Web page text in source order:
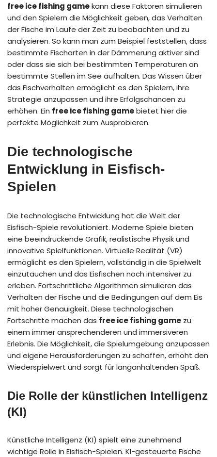
free ice fishing gamekann diese Faktoren simulieren
und den Spielern die Möglichkeit geben, das Verhalten
der Fische im Laufe der Zeit zu beobachten und zu
analysieren. So kann man zum Beispiel feststellen, dass
bestimmte Fischarten in der Dämmerung aktiver sind
oder dass sie sich bei bestimmten Temperaturen an
bestimmte Stellen im See aufhalten. Das Wissen über
das Fischverhalten ermöglicht es den Spielern, ihre
Strategie anzupassen und ihre Erfolgschancen zu
erhöhen. Ein free ice fishing gamebietet hier die
perfekte Möglichkeit zum Ausprobieren.
Die technologische
Entwicklung in Eisfisch-
Spielen
Die technologische Entwicklung hat die Welt der
Eisfisch-Spiele revolutioniert. Moderne Spiele bieten
eine beeindruckende Grafik, realistische Physik und
innovative Spielfunktionen. Virtuelle Realität (VR)
ermöglicht es den Spielern, vollständig in die Spielwelt
einzutauchen und das Eisfischen noch intensiver zu
erleben. Fortschrittliche Algorithmen simulieren das
Verhalten der Fische und die Bedingungen auf dem Eis
mit hoher Genauigkeit. Diese technologischen
Fortschritte machen das free ice fishing game zu
einem immer ansprechenderen und immersiveren
Erlebnis. Die Möglichkeit, die Spielumgebung anzupassen
und eigene Herausforderungen zu schaffen, erhöht den
Wiederspielwert und sorgt für langanhaltenden Spaß.
Die Rolle der künstlichen Intelligenz
(KI)
Künstliche Intelligenz (KI) spielt eine zunehmend
wichtige Rolle in Eisfisch-Spielen. KI-gesteuerte Fische